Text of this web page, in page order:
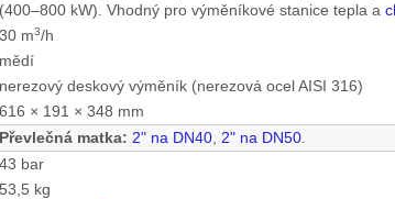
(400–800 kW). Vhodný pro výměníkové stanice tepla a
30 m3/h
mědí
nerezový deskový výměník (nerezová ocel AISI 316)
616 × 191 × 348 mm
Převlečná matka: 2" na DN40 2" na DN50
43 bar
53,5 kg